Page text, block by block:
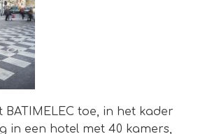
toe, in het kader
in een hotel met 40 kamers,